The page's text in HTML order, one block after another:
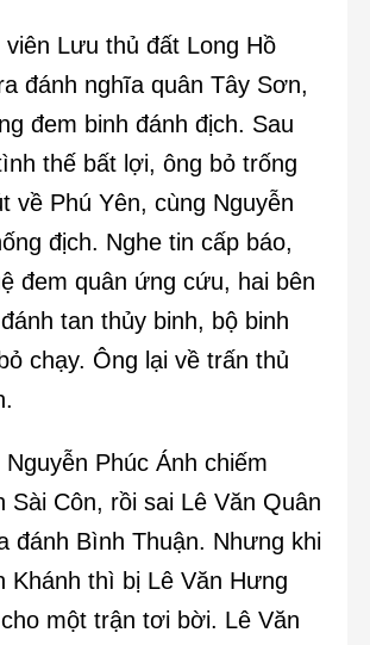
viên Lưu thủ đất Long Hồ
đánh nghĩa quân Tây Sơn,
đem binh đánh địch. Sau
thế bất lợi, ông bỏ trống
về Phú Yên, cùng Nguyễn
địch. Nghe tin cấp báo,
đem quân ứng cứu, hai bên
tan thủy binh, bộ binh
chạy. Ông lại về trấn thủ
Phúc Ánh chiếm
Sài Côn, rồi sai Lê Văn Quân
đánh Bình Thuận. Nhưng khi
Khánh thì bị Lê Văn Hưng
một trận tơi bời. Lê Văn